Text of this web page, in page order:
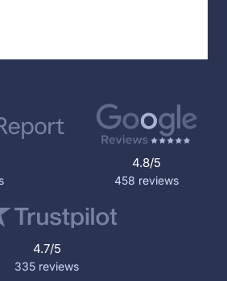
4.8/5
458 reviews
4.7/5
335 reviews